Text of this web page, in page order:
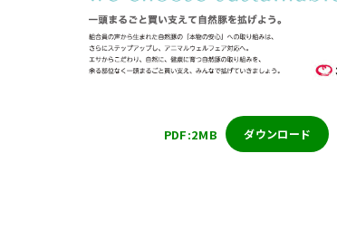
PDF:2MB ダウンロード